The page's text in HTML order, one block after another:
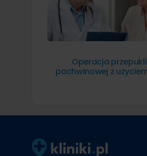
Operacja
pachwinowej z